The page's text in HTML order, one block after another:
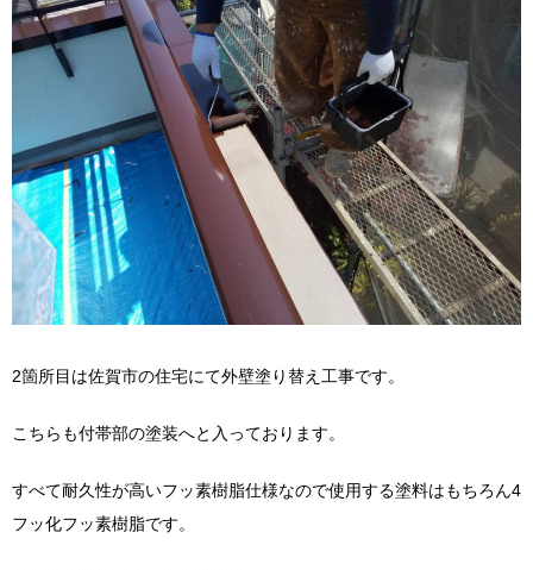
2箇所目は佐賀市の住宅にて外壁塗り替え工事です。
こちらも付帯部の塗装へと入っております。
すべて耐久性が高いフッ素樹脂仕様なので使用する塗料はもちろん4
フッ化フッ素樹脂です。